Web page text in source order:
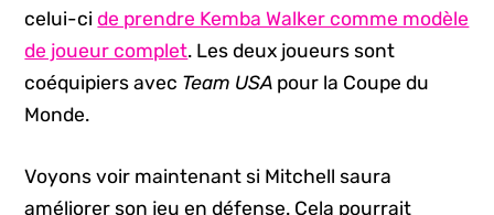
celui-cide prendre Kemba Walker comme modèle
de joueur complet. Les deux joueurs sont
coéquipiers avec Team USA pour la Coupe du
Monde.
Voyons voir maintenant si Mitchell saura
améliorer son jeu en défense. Cela pourrait